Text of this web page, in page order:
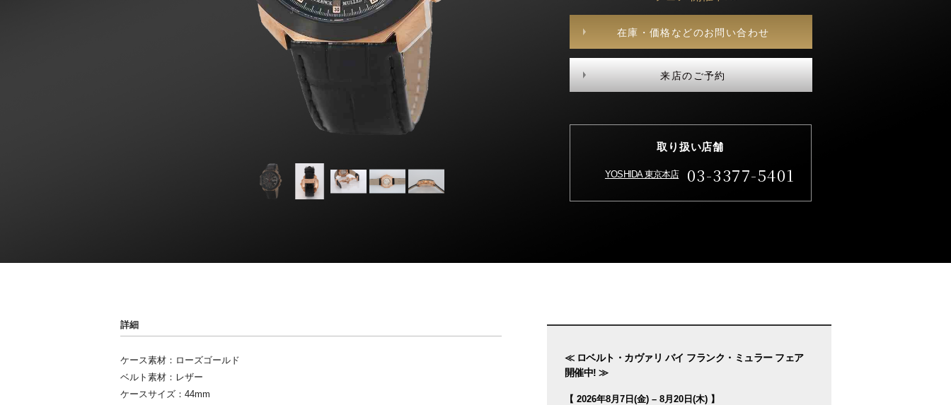
在庫・価格などのお問い合わせ
来店のご予約
取り扱い店舗
YOSHIDA 東京本店 03-3377-5401
詳細
ケース素材：ローズゴールド
ベルト素材：レザー
ケースサイズ：44mm
≪ ロベルト・カヴァリ バイ フランク・ミュラー フェア
開催中! ≫
【 2026年8月7日(金) – 8月20日(木) 】